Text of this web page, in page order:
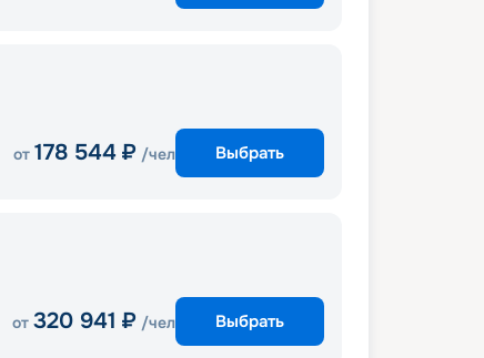
от 178 544 ₽ /чел Выбрать
от 320 941 ₽ /чел Выбрать